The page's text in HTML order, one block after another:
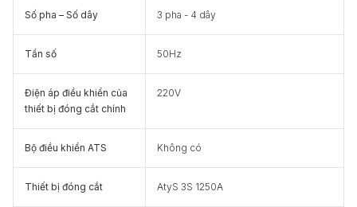
Số pha – Số dây 3 pha - 4 dây
Tần số 50Hz
Điện áp điều khiển của
thiết bị đóng cắt chính
220V
Bộ điều khiển ATS Không có
Thiết bị đóng cắt AtyS 3S 1250A